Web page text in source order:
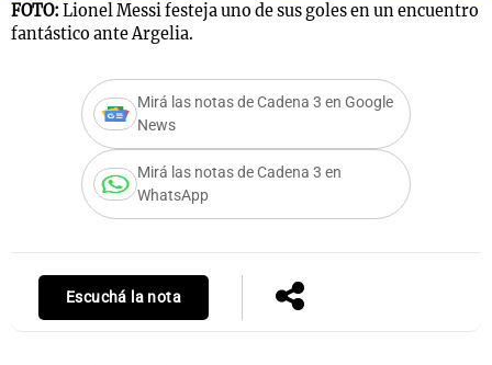
FOTO: Lionel Messi festeja uno de sus goles en un encuentro
fantástico ante Argelia.
Mirá las notas de Cadena 3 en Google
News
Mirá las notas de Cadena 3 en
WhatsApp
Escuchá la nota